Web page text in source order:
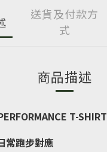
送貨及付款方
式
商品描述
T-SHIRT
常跑步對應